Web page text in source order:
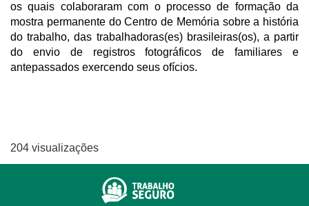
os quais colaboraram com o processo de formação da
mostra permanente do Centro de Memória sobre a história
do trabalho, das trabalhadoras(es) brasileiras(os), a partir
do envio de registros fotográficos de familiares e
antepassados exercendo seus ofícios.
204 visualizações